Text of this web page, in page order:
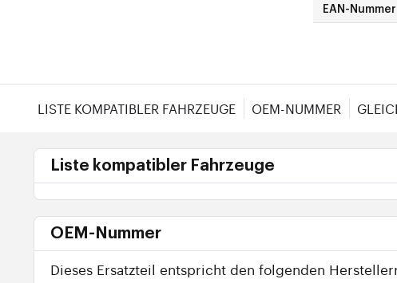
EAN-Nummer
LISTE KOMPATIBLER FAHRZEUGE OEM-NUMMER
Liste kompatibler Fahrzeuge
OEM-Nummer
Dieses Ersatzteil entspricht den folgenden